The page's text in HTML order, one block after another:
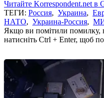
Читайте Korrespondent.net в
ТЕГИ: Россия, Украина,
НАТО, Украина-Россия,
Якщо ви помітили помилку,
натисніть Ctrl + Enter, щоб